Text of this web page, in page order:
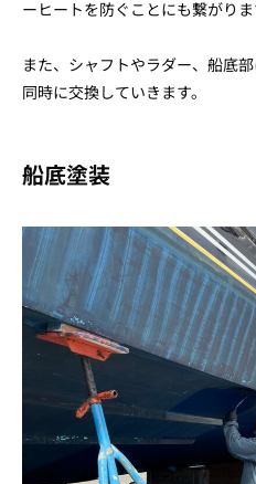
ーヒートを防ぐことにも繋がりま
また、シャフトやラダー、船底
同時に交換していきます。
船底塗装